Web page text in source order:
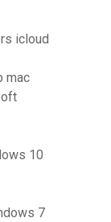
icloud
mac
10
7